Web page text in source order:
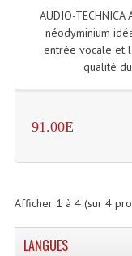
AUDIO-
néodyminium
entrée vocale et
qualité
91.00E
Afficher 1 à 4(sur 4
LANGUES